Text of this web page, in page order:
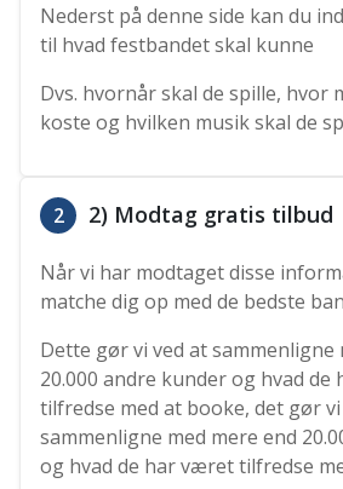
Nederst på denne side kan du
til hvad festbandet skal kunne
Dvs. hvornår skal de spille, hvor
koste og hvilken musik skal de
2 2) Modtag gratis tilbud
Når vi har modtaget disse
matche dig op med de bedste
Dette gør vi ved at sammenligne
20.000 andre kunder og hvad
tilfredse med at booke, det gør
sammenligne med mere end
og hvad de har været tilfredse